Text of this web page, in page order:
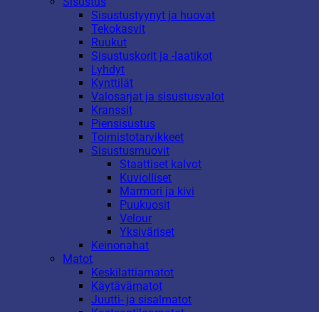
Sisustustyynyt ja huovat
Tekokasvit
Ruukut
Sisustuskorit ja -laatikot
Lyhdyt
Kynttilät
Valosarjat ja sisustusvalot
Kranssit
Piensisustus
Toimistotarvikkeet
Sisustusmuovit
Staattiset kalvot
Kuviolliset
Marmori ja kivi
Puukuosit
Velour
Yksiväriset
Keinonahat
Matot
Keskilattiamatot
Käytävämatot
Juutti- ja sisalmatot